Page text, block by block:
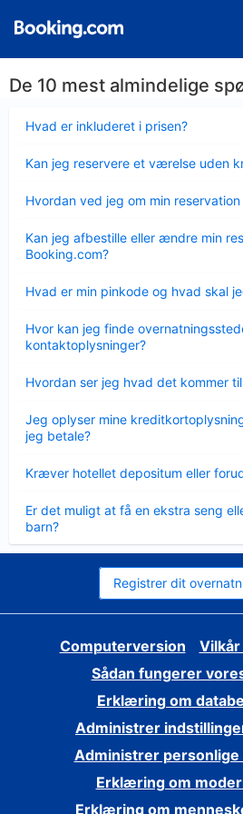
De 10 mest almindelige
Hvad er inkluderet i prisen?
Kan jeg reservere et værelse uden
Hvordan ved jeg om min
Kan jeg afbestille eller ændre min
Booking.com?
Hvad er min pinkode og hvad skal
Hvor kan jeg finde
kontaktoplysninger?
Hvordan ser jeg hvad det kommer
Jeg oplyser mine
jeg betale?
Kræver hotellet depositum eller
Er det muligt at få en ekstra seng
barn?
Registrer dit
Computerversion
Sådan fungerer
Erklæring om
Administrer
Administrer personlige
Erklæring om
Erklæring om